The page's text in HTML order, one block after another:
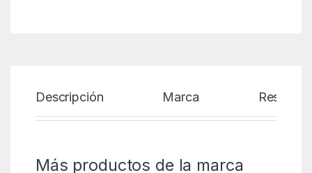
Descripción Marca Reseñas
Más productos de la marca